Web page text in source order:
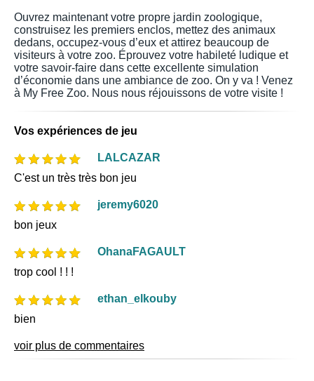
Ouvrez maintenant votre propre jardin zoologique,
construisez les premiers enclos, mettez des animaux
dedans, occupez-vous d’eux et attirez beaucoup de
visiteurs à votre zoo. Éprouvez votre habileté ludique et
votre savoir-faire dans cette excellente simulation
d’économie dans une ambiance de zoo. On y va ! Venez
à My Free Zoo. Nous nous réjouissons de votre visite !
Vos expériences de jeu
LALCAZAR
C'est un très très bon jeu
jeremy6020
bon jeux
OhanaFAGAULT
trop cool ! ! !
ethan_elkouby
bien
voir plus de commentaires